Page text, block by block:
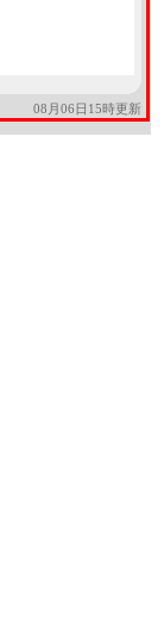
08月06日15時更新